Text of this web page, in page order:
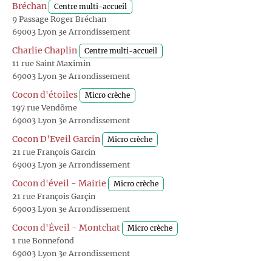
Bréchan Centre multi-accueil
9 Passage Roger Bréchan
69003 Lyon 3e Arrondissement
Charlie Chaplin Centre multi-accueil
11 rue Saint Maximin
69003 Lyon 3e Arrondissement
Cocon d'étoiles Micro crèche
197 rue Vendôme
69003 Lyon 3e Arrondissement
Cocon D'Eveil Garcin Micro crèche
21 rue François Garcin
69003 Lyon 3e Arrondissement
Cocon d'éveil - Mairie Micro crèche
21 rue François Garçin
69003 Lyon 3e Arrondissement
Cocon d'Éveil - Montchat Micro crèche
1 rue Bonnefond
69003 Lyon 3e Arrondissement